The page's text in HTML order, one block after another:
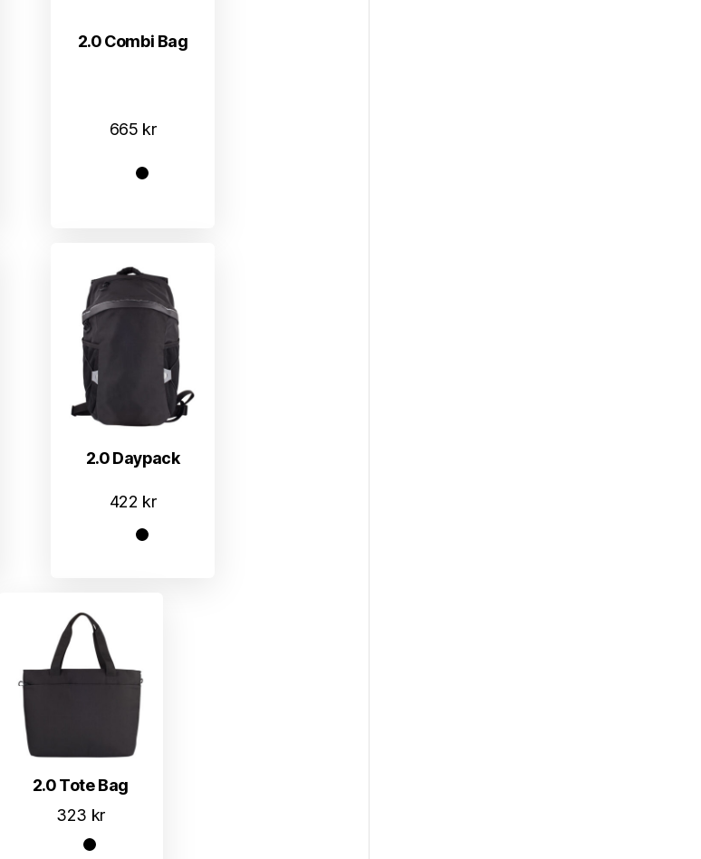
2.0 Combi Bag
665 kr
2.0 Daypack
422 kr
2.0 Tote Bag
323 kr